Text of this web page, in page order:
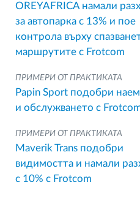
OREYAFRICA намали
за автопарка с 13% и пое
контрола върху
маршрутите с Frotcom
ПРИМЕРИ ОТ ПРАКТИКАТА
Papin Sport подобри
и обслужването с
ПРИМЕРИ ОТ ПРАКТИКАТА
Maverik Trans подобри
видимостта и намали
с 10% с Frotcom